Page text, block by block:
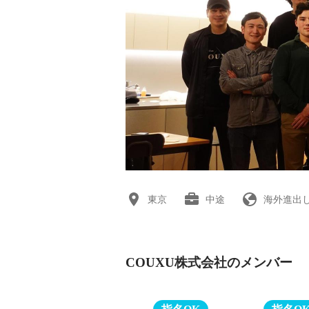
東京 中途 海外進出
COUXU株式会社のメンバー